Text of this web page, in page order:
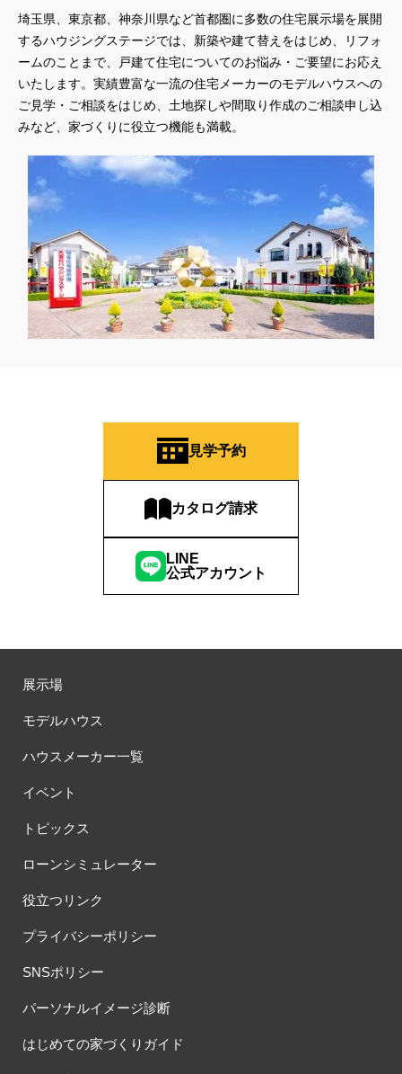
埼玉県、東京都、神奈川県など首都圏に多数の住宅展示場を展開
するハウジングステージでは、新築や建て替えをはじめ、リフォ
ームのことまで、戸建て住宅についてのお悩み・ご要望にお応え
いたします。実績豊富な一流の住宅メーカーのモデルハウスへの
ご見学・ご相談をはじめ、土地探しや間取り作成のご相談申し込
みなど、家づくりに役立つ機能も満載。
見学予約
カタログ請求
LINE
公式アカウント
展示場
モデルハウス
ハウスメーカー一覧
イベント
トピックス
ローンシミュレーター
役立つリンク
プライバシーポリシー
SNSポリシー
パーソナルイメージ診断
はじめての家づくりガイド